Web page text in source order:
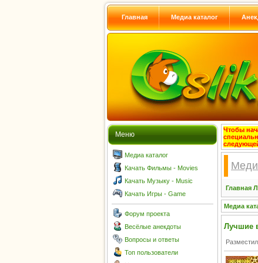
Главная Медиа каталог
Меню
Медиа каталог
Качать Фильмы - Movies
Качать Музыку - Music
Качать Игры - Game
Форум проекта
Весёлые анекдоты
Вопросы и ответы
Топ пользователи
Чтобы
Главная
Медиа
Лучшие